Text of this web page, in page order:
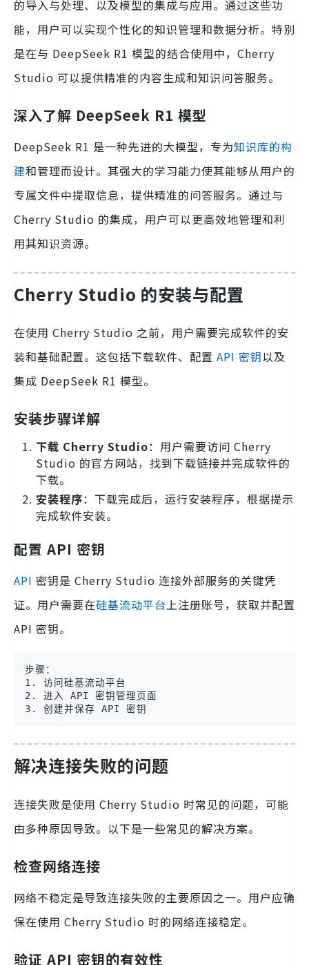
的导入与处理、以及模型的集成与应用。通过这些功
能，用户可以实现个性化的知识管理和数据分析。特别
是在与 DeepSeek R1 模型的结合使用中，Cherry
Studio 可以提供精准的内容生成和知识问答服务。
深入了解 DeepSeek R1 模型
DeepSeek R1 是一种先进的大模型，专为知识库的构
建和管理而设计。其强大的学习能力使其能够从用户的
专属文件中提取信息，提供精准的问答服务。通过与
Cherry Studio 的集成，用户可以更高效地管理和利
用其知识资源。
Cherry Studio 的安装与配置
在使用 Cherry Studio 之前，用户需要完成软件的安
装和基础配置。这包括下载软件、配置 API 密钥以及
集成 DeepSeek R1 模型。
安装步骤详解
下载 Cherry Studio：用户需要访问 Cherry
Studio 的官方网站，找到下载链接并完成软件的
下载。
安装程序：下载完成后，运行安装程序，根据提示
完成软件安装。
配置 API 密钥
API 密钥是 Cherry Studio 连接外部服务的关键凭
证。用户需要在硅基流动平台上注册账号，获取并配置
API 密钥。
步骤：
1. 访问硅基流动平台
2. 进入 API 密钥管理页面
3. 创建并保存 API 密钥
解决连接失败的问题
连接失败是使用 Cherry Studio 时常见的问题，可能
由多种原因导致。以下是一些常见的解决方案。
检查网络连接
网络不稳定是导致连接失败的主要原因之一。用户应确
保在使用 Cherry Studio 时的网络连接稳定。
验证 API 密钥的有效性